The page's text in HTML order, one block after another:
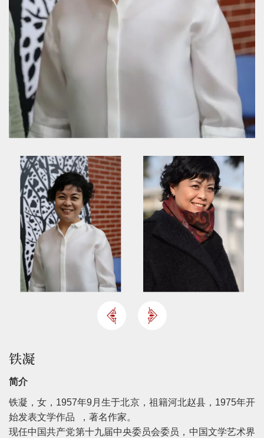
铁凝
简介
铁凝，女，1957年9月生于北京，祖籍河北赵县，1975年开
始发表文学作品 ，著名作家。
现任中国共产党第十九届中央委员会委员，中国文学艺术界